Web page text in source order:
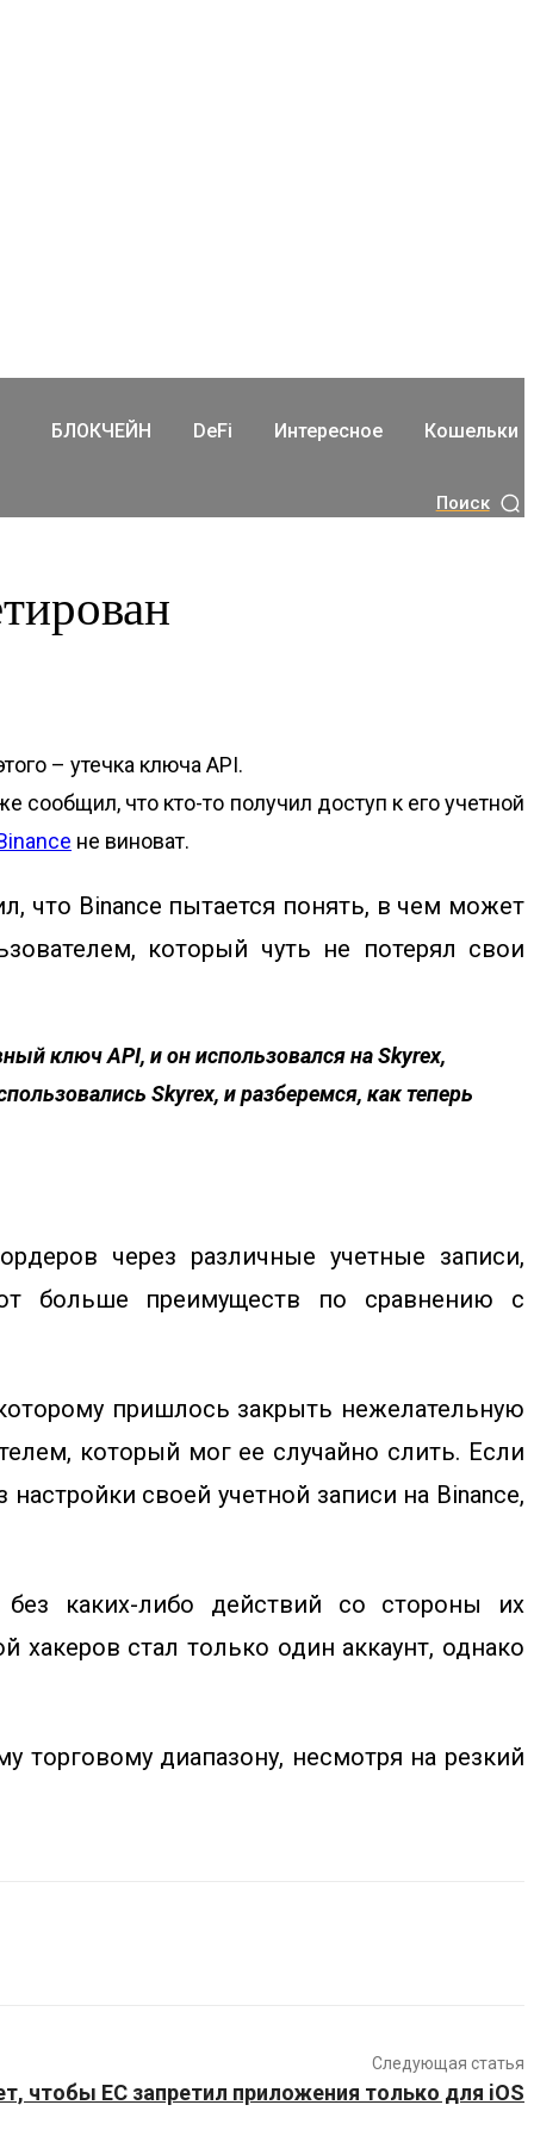
БЛОКЧЕЙН DeFi Интересное Кошельки
Поиск
– утечка ключа API.
что кто-то получил доступ к его учетной
не виноват.
что Binance пытается понять, в чем может
который чуть не потерял свои
ключ API, и он использовался на Skyrex,
Skyrex, и разберемся, как теперь
через различные учетные записи,
больше преимуществ по сравнению с
пришлось закрыть нежелательную
который мог ее случайно слить. Если
своей учетной записи на Binance,
каких-либо действий со стороны их
хакеров стал только один аккаунт, однако
торговому диапазону, несмотря на резкий
Следующая статья
чтобы ЕС запретил приложения только для iOS